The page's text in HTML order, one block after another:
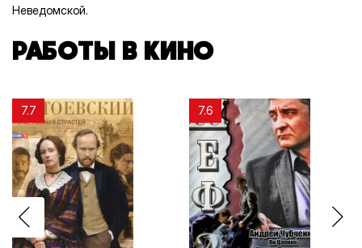
Неведомской.
РАБОТЫ В КИНО
7.7 7.6